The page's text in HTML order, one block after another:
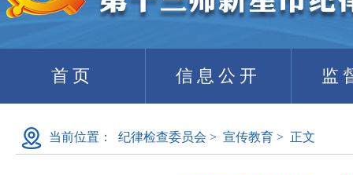
首页 信息公开 监
当前位置： 纪律检查委员会 > 宣传教育 > 正文